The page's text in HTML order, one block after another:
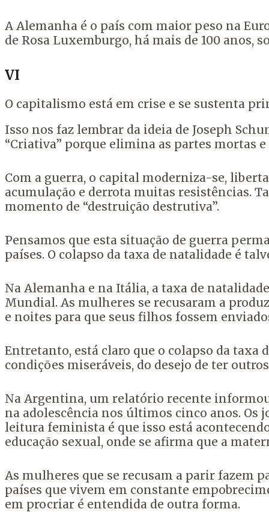
A Alemanha é o país com maior peso na
de Rosa Luxemburgo, há mais de 100 anos,
VI
O capitalismo está em crise e se sustenta
Isso nos faz lembrar da ideia de Joseph
“Criativa” porque elimina as partes mortas
Com a guerra, o capital moderniza-se,
acumulação e derrota muitas resistências.
momento de “destruição destrutiva”.
Pensamos que esta situação de guerra
países. O colapso da taxa de natalidade é
Na Alemanha e na Itália, a taxa de
Mundial. As mulheres se recusaram a
e noites para que seus filhos fossem
Entretanto, está claro que o colapso da taxa
condições miseráveis, do desejo de ter
Na Argentina, um relatório recente
na adolescência nos últimos cinco anos. Os
leitura feminista é que isso está
educação sexual, onde se afirma que a
As mulheres que se recusam a parir fazem
países que vivem em constante
em procriar é entendida de outra forma.